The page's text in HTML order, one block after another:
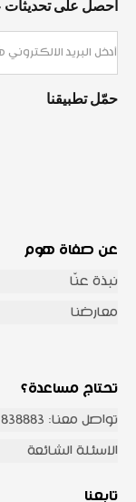
احصل على تحديثات
حمّل تطبيقنا
عن صفاة هوم
نبذة عنّا
معارضنا
تحتاج مساعدة؟
تواصل معنا: 1838883
الاسئلة الشائعة
تابعنا